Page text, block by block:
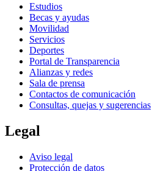
Estudios
Becas y ayudas
Movilidad
Servicios
Deportes
Portal de Transparencia
Alianzas y redes
Sala de prensa
Contactos de comunicación
Consultas, quejas y sugerencias
Legal
Aviso legal
Protección de datos